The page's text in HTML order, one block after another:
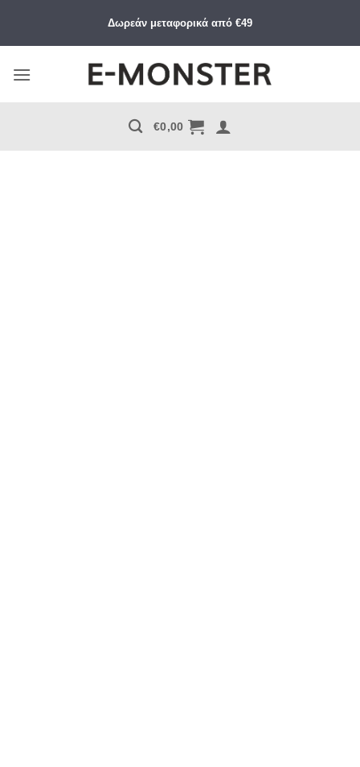
περιεχόμενο
Δωρεάν μεταφορικά από €49
€0,00